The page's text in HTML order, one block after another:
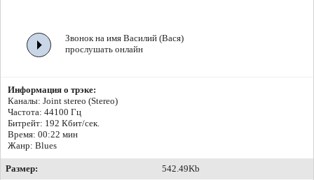
Звонок на имя Василий (Вася)
прослушать онлайн
Информация о трэке:
Каналы: Joint stereo (Stereo)
Частота: 44100 Гц
Битрейт: 192 Кбит/сек.
Время: 00:22 мин
Жанр: Blues
Размер:
542.49Kb